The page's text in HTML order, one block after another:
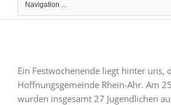
Navigation ...
Ein Festwochenende liegt hinter uns,
Hoffnungsgemeinde Rhein-Ahr. Am
wurden insgesamt 27 Jugendlichen